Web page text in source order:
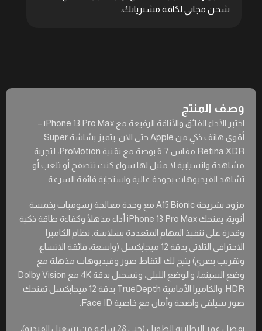
شحن مجاني لكافة مشترياتك.
وصف المنتج
اختبر الأداء الفائق والأناقة الرفيعة مع iPhone 13 Pro Max –
أقوى هاتف ذكي من Apple حتى الآن. يتميز بشاشة Super
Retina XDR مقاس 6.7 بوصة مع تقنية ProMotion، لتجربة
مشاهدة وانسيابية لا مثيل لها سواء كنت تتصفح أو تلعب أو
تشاهد الفيديوهات بجودة عالية واستجابة فائقة السرعة.
مزود بشريحة A15 Bionic مع وحدة معالجة رسوميات بخمسة
أنوية، يمنحك iPhone 13 Pro Max أداء مذهلًا وكفاءة طاقة ذكية
وقدرة على تنفيذ المهام المتعددة بسلاسة. نظام الكاميرا
الاحترافي الثلاثي بدقة 12 ميجابكسل (واسعة، فائقة الاتساع،
وتقريب بصري) يتيح لك التقاط صور وفيديوهات مذهلة مع
وضع السينما، والوضع الليلي، وتسجيل بدقة 4K مع Dolby Vision
HDR. والكاميرا الأمامية TrueDepth بدقة 12 ميجابكسل تمنحك
صور سيلفي واضحة وأمان مع خاصية Face ID.
بفضل عمر البطارية الطويل (حتى 28 ساعة من تشغيل الفيديو)،